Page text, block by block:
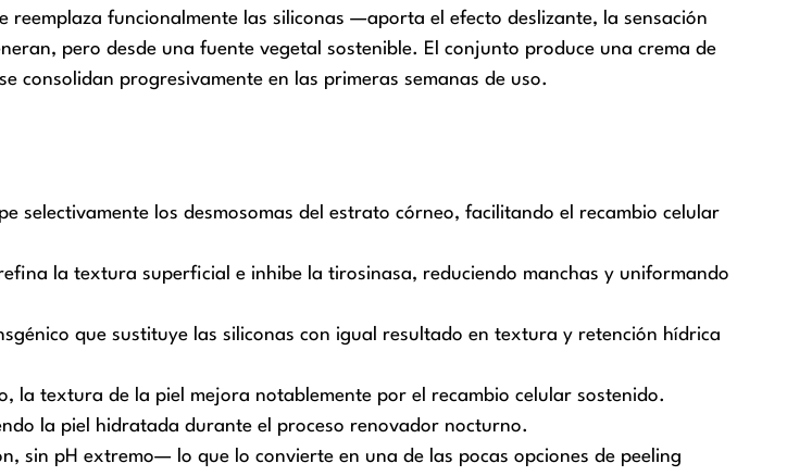
reemplaza funcionalmente las siliconas —aporta el efecto deslizante, la sensación
pero desde una fuente vegetal sostenible. El conjunto produce una crema de
consolidan progresivamente en las primeras semanas de uso.
selectivamente los desmosomas del estrato córneo, facilitando el recambio celular
la textura superficial e inhibe la tirosinasa, reduciendo manchas y uniformando
que sustituye las siliconas con igual resultado en textura y retención hídrica
la textura de la piel mejora notablemente por el recambio celular sostenido.
la piel hidratada durante el proceso renovador nocturno.
sin pH extremo— lo que lo convierte en una de las pocas opciones de peeling